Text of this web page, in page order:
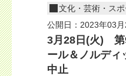
文化・芸術・ス
公開日：2023年03月
3月28日(火) 第
ール＆ノルディ
中止